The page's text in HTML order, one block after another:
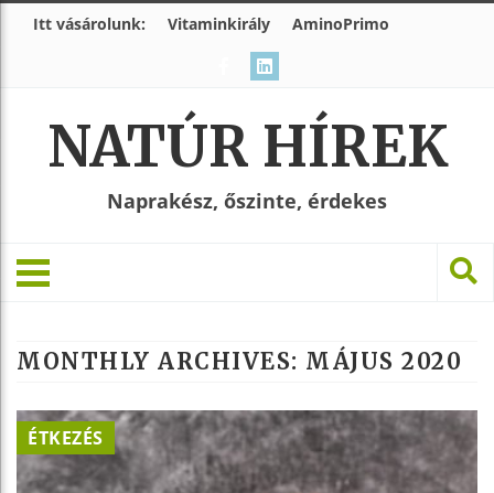
Itt vásárolunk: Vitaminkirály AminoPrimo
NATÚR HÍREK
Naprakész, őszinte, érdekes
MONTHLY ARCHIVES: MÁJUS 2020
ÉTKEZÉS